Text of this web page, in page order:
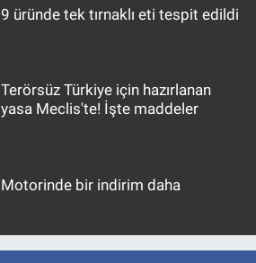
9 üründe tek tırnaklı eti tespit edildi
Terörsüz Türkiye için hazırlanan
yasa Meclis'te! İşte maddeler
Motorinde bir indirim daha